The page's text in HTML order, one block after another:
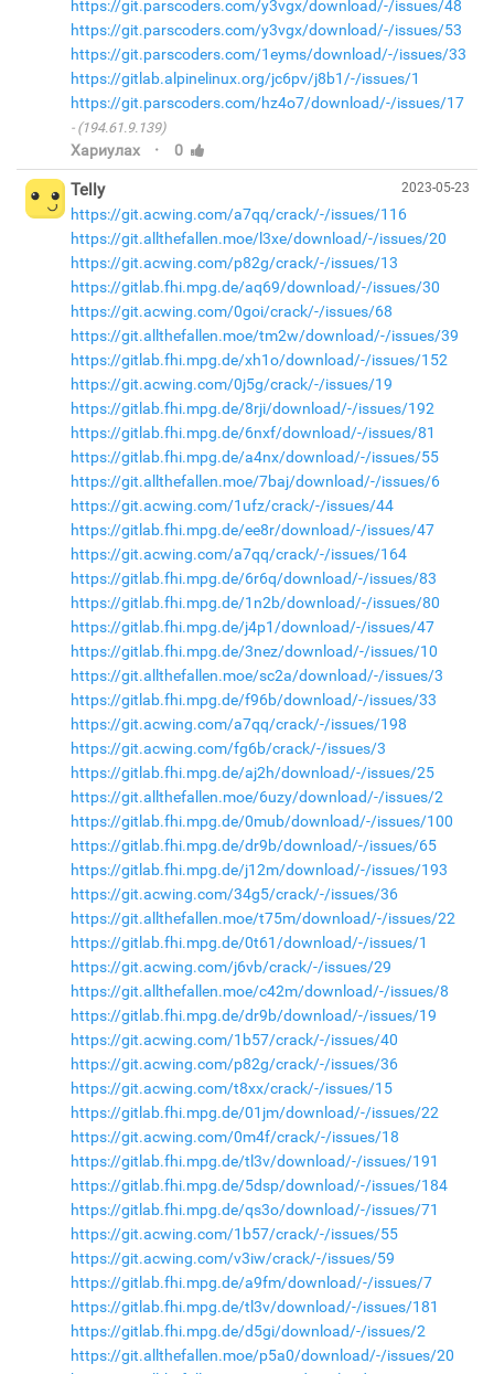
https://git.parscoders.com/y3vgx/download/-/issues/48
https://git.parscoders.com/y3vgx/download/-/issues/53
https://git.parscoders.com/1eyms/download/-/issues/33
https://gitlab.alpinelinux.org/jc6pv/j8b1/-/issues/1
https://git.parscoders.com/hz4o7/download/-/issues/17
(194.61.9.139)
Хариулах · 0
2023-05-23
Telly
https://git.acwing.com/a7qq/crack/-/issues/116
https://git.allthefallen.moe/l3xe/download/-/issues/20
https://git.acwing.com/p82g/crack/-/issues/13
https://gitlab.fhi.mpg.de/aq69/download/-/issues/30
https://git.acwing.com/0goi/crack/-/issues/68
https://git.allthefallen.moe/tm2w/download/-/issues/39
https://gitlab.fhi.mpg.de/xh1o/download/-/issues/152
https://git.acwing.com/0j5g/crack/-/issues/19
https://gitlab.fhi.mpg.de/8rji/download/-/issues/192
https://gitlab.fhi.mpg.de/6nxf/download/-/issues/81
https://gitlab.fhi.mpg.de/a4nx/download/-/issues/55
https://git.allthefallen.moe/7baj/download/-/issues/6
https://git.acwing.com/1ufz/crack/-/issues/44
https://gitlab.fhi.mpg.de/ee8r/download/-/issues/47
https://git.acwing.com/a7qq/crack/-/issues/164
https://gitlab.fhi.mpg.de/6r6q/download/-/issues/83
https://gitlab.fhi.mpg.de/1n2b/download/-/issues/80
https://gitlab.fhi.mpg.de/j4p1/download/-/issues/47
https://gitlab.fhi.mpg.de/3nez/download/-/issues/10
https://git.allthefallen.moe/sc2a/download/-/issues/3
https://gitlab.fhi.mpg.de/f96b/download/-/issues/33
https://git.acwing.com/a7qq/crack/-/issues/198
https://git.acwing.com/fg6b/crack/-/issues/3
https://gitlab.fhi.mpg.de/aj2h/download/-/issues/25
https://git.allthefallen.moe/6uzy/download/-/issues/2
https://gitlab.fhi.mpg.de/0mub/download/-/issues/100
https://gitlab.fhi.mpg.de/dr9b/download/-/issues/65
https://gitlab.fhi.mpg.de/j12m/download/-/issues/193
https://git.acwing.com/34g5/crack/-/issues/36
https://git.allthefallen.moe/t75m/download/-/issues/22
https://gitlab.fhi.mpg.de/0t61/download/-/issues/1
https://git.acwing.com/j6vb/crack/-/issues/29
https://git.allthefallen.moe/c42m/download/-/issues/8
https://gitlab.fhi.mpg.de/dr9b/download/-/issues/19
https://git.acwing.com/1b57/crack/-/issues/40
https://git.acwing.com/p82g/crack/-/issues/36
https://git.acwing.com/t8xx/crack/-/issues/15
https://gitlab.fhi.mpg.de/01jm/download/-/issues/22
https://git.acwing.com/0m4f/crack/-/issues/18
https://gitlab.fhi.mpg.de/tl3v/download/-/issues/191
https://gitlab.fhi.mpg.de/5dsp/download/-/issues/184
https://gitlab.fhi.mpg.de/qs3o/download/-/issues/71
https://git.acwing.com/1b57/crack/-/issues/55
https://git.acwing.com/v3iw/crack/-/issues/59
https://gitlab.fhi.mpg.de/a9fm/download/-/issues/7
https://gitlab.fhi.mpg.de/tl3v/download/-/issues/181
https://gitlab.fhi.mpg.de/d5gi/download/-/issues/2
https://git.allthefallen.moe/p5a0/download/-/issues/20